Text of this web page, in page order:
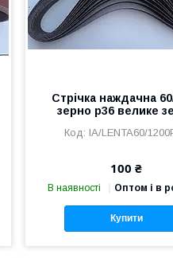
Стрічка наждачна
зерно р36 велике
IA/LENTA60/
100 ₴
В наявності Оптом і в
Купити